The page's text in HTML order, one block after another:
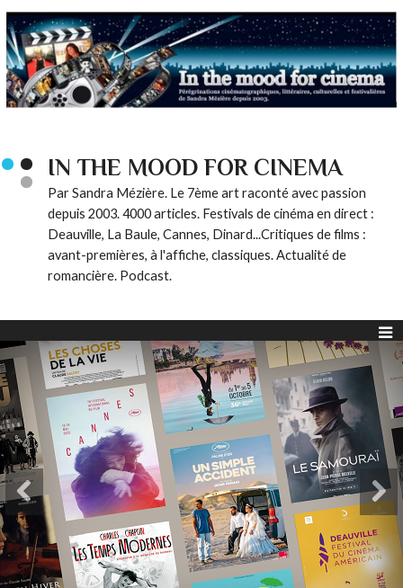
IN THE MOOD FOR CINEMA
Par Sandra Mézière. Le 7ème art raconté avec passion
depuis 2003. 4000 articles. Festivals de cinéma en direct :
Deauville, La Baule, Cannes, Dinard...Critiques de films :
avant-premières, à l'affiche, classiques. Actualité de
romancière. Podcast.